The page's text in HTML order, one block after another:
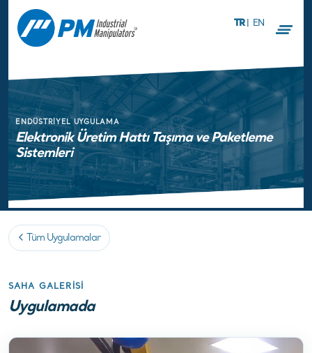
TR| EN
ENDÜSTRIYEL UYGULAMA
Elektronik Üretim Hattı Taşıma ve Paketleme
Sistemleri
Tüm Uygulamalar
SAHA GALERISI
Uygulamada